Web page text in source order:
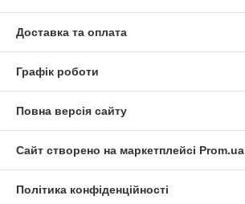
Доставка та оплата
Графік роботи
Повна версія сайту
Сайт створено на маркетплейсі Prom.ua
Політика конфіденційності